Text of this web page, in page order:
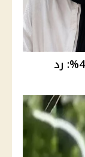
القصة الكاملة لأزمة ريم صاحبة الـ4%: رد